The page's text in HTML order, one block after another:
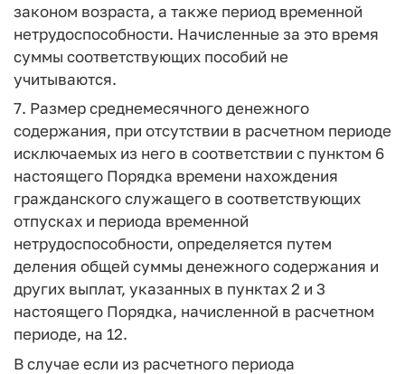
законом возраста, а также период временной
нетрудоспособности. Начисленные за это время
суммы соответствующих пособий не
учитываются.
7. Размер среднемесячного денежного
содержания, при отсутствии в расчетном периоде
исключаемых из него в соответствии с пунктом 6
настоящего Порядка времени нахождения
гражданского служащего в соответствующих
отпусках и периода временной
нетрудоспособности, определяется путем
деления общей суммы денежного содержания и
других выплат, указанных в пунктах 2 и 3
настоящего Порядка, начисленной в расчетном
периоде, на 12.
В случае если из расчетного периода